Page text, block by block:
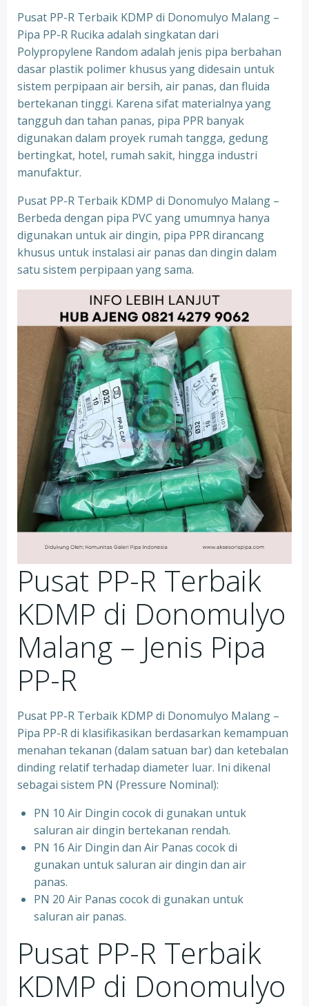
Pusat PP-R Terbaik KDMP di Donomulyo Malang –
Pipa PP-R Rucika adalah singkatan dari
Polypropylene Random adalah jenis pipa berbahan
dasar plastik polimer khusus yang didesain untuk
sistem perpipaan air bersih, air panas, dan fluida
bertekanan tinggi. Karena sifat materialnya yang
tangguh dan tahan panas, pipa PPR banyak
digunakan dalam proyek rumah tangga, gedung
bertingkat, hotel, rumah sakit, hingga industri
manufaktur.
Pusat PP-R Terbaik KDMP di Donomulyo Malang –
Berbeda dengan pipa PVC yang umumnya hanya
digunakan untuk air dingin, pipa PPR dirancang
khusus untuk instalasi air panas dan dingin dalam
satu sistem perpipaan yang sama.
Pusat PP-R Terbaik
KDMP di Donomulyo
Malang – Jenis Pipa
PP-R
Pusat PP-R Terbaik KDMP di Donomulyo Malang –
Pipa PP-R di klasifikasikan berdasarkan kemampuan
menahan tekanan (dalam satuan bar) dan ketebalan
dinding relatif terhadap diameter luar. Ini dikenal
sebagai sistem PN (Pressure Nominal):
PN 10 Air Dingin cocok di gunakan untuk
saluran air dingin bertekanan rendah.
PN 16 Air Dingin dan Air Panas cocok di
gunakan untuk saluran air dingin dan air
panas.
PN 20 Air Panas cocok di gunakan untuk
saluran air panas.
Pusat PP-R Terbaik
KDMP di Donomulyo